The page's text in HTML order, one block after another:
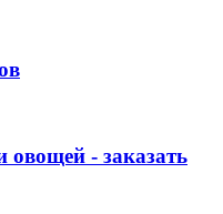
овощей - заказать